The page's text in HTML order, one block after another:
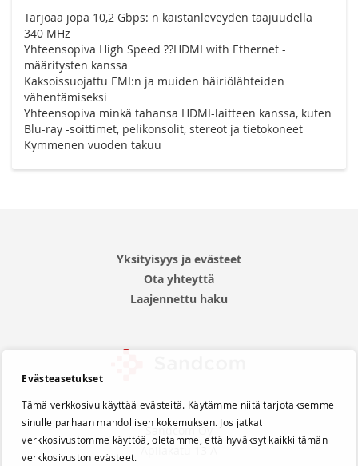
Tarjoaa jopa 10,2 Gbps: n kaistanleveyden taajuudella
340 MHz
Yhteensopiva High Speed ??HDMI with Ethernet -
määritysten kanssa
Kaksoissuojattu EMI:n ja muiden häiriölähteiden
vähentämiseksi
Yhteensopiva minkä tahansa HDMI-laitteen kanssa, kuten
Blu-ray -soittimet, pelikonsolit, stereot ja tietokoneet
Kymmenen vuoden takuu
Sandcom Oy
Yksityisyys ja evästeet
Ota yhteyttä
Laajennettu haku
Evästeasetukset
Tämä verkkosivu käyttää evästeitä. Käytämme niitä tarjotaksemme
sinulle parhaan mahdollisen kokemuksen. Jos jatkat
verkkosivustomme käyttöä, oletamme, että hyväksyt kaikki tämän
verkkosivuston evästeet.